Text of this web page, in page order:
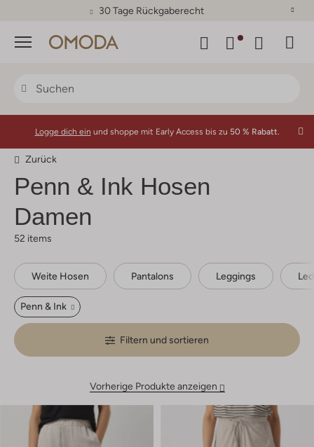
30 Tage Rückgaberecht
Menü
Logge dich ein und shoppe mit Early Access bis zu 50 % Rabatt.
Zurück
Penn & Ink Hosen
Damen
52 items
Weite Hosen Pantalons Leggings
Penn & Ink
Filtern und sortieren
Vorherige Produkte anzeigen